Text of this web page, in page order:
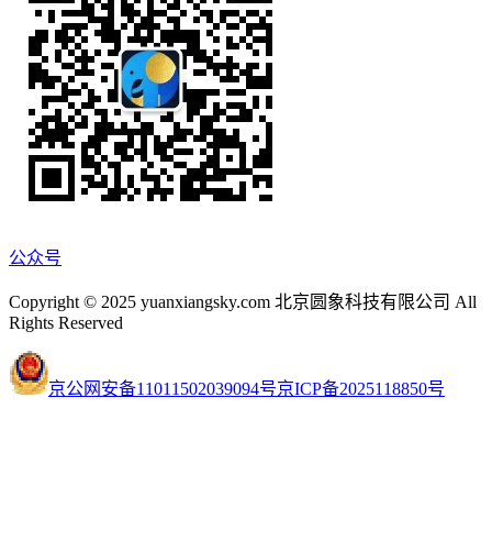
公众号
Copyright © 2025 yuanxiangsky.com 北京圆象科技有限公司 All
Rights Reserved
京公网安备11011502039094号京ICP备2025118850号